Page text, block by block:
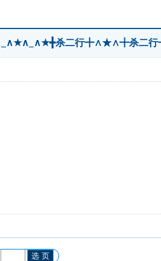
杀二行╋∧★∧╋杀二
选 页